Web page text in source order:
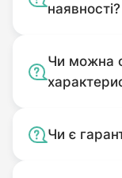
наявності?
Чи можна
Чи є